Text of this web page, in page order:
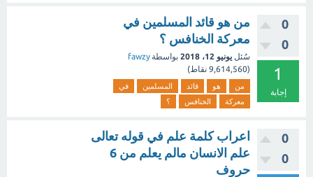
0
0
1
إجابة
من هو قائد المسلمين في
معركة الخنافس ؟
سُئل يونيو 12، 2018 بواسطةfawzy
(
9,614,560 نقاط)
من هو قائد المسلمين
في
معركة
الخنافس ؟
0
0
اعراب كلمة علم في قوله تعالى
علم الانسان مالم يعلم من 6
حروف